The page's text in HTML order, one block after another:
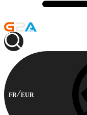
FR EUR